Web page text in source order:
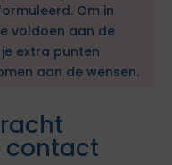
Om in
voldoen aan de
extra punten
aan de wensen.
contact